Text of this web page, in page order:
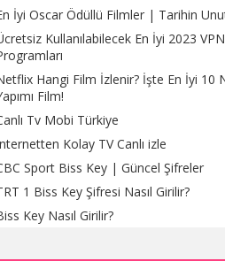
İyi Oscar Ödüllü Filmler | Tarihin
Kullanılabilecek En İyi 2023 VPN
Hangi Film İzlenir? İşte En İyi 10
Film!
Tv Mobi Türkiye
Kolay TV Canlı izle
Sport Biss Key | Güncel Şifreler
1 Biss Key Şifresi Nasıl Girilir?
Key Nasıl Girilir?